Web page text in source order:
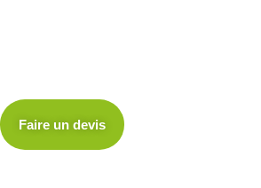
Faire un devis